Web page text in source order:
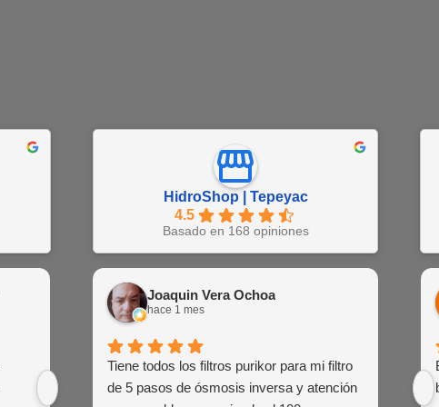
Juan Barajas
hace 1 semana
Buena atención al cliente de las agentes
de venta
Muy
HidroShop | Tepeyac
4.5
Basado en 168 opiniones
Joaquin Vera Ochoa
hace 1 mes
Tiene todos los filtros purikor para mi filtro
de 5 pasos de ósmosis inversa y atención